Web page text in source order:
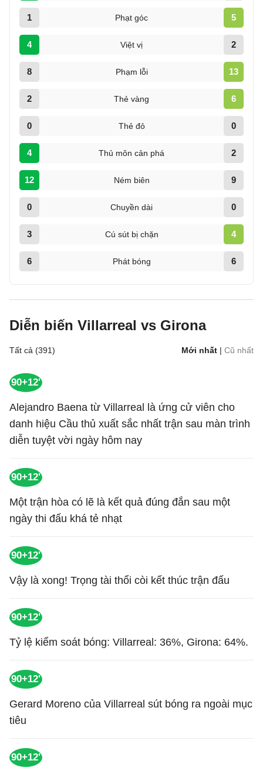
1 Phạt góc 5
4 Việt vị 2
8 Phạm lỗi 13
2 Thẻ vàng 6
0 Thẻ đỏ 0
4 Thủ môn cản phá 2
12 Ném biên 9
0 Chuyền dài 0
3 Cú sút bị chặn 4
6 Phát bóng 6
Diễn biến Villarreal vs Girona
Tất cả (391) Mới nhất | Cũ nhất
90+12'
Alejandro Baena từ Villarreal là ứng cử viên cho
danh hiệu Cầu thủ xuất sắc nhất trận sau màn trình
diễn tuyệt vời ngày hôm nay
90+12'
Một trận hòa có lẽ là kết quả đúng đắn sau một
ngày thi đấu khá tẻ nhạt
90+12'
Vậy là xong! Trọng tài thổi còi kết thúc trận đấu
90+12'
Tỷ lệ kiểm soát bóng: Villarreal: 36%, Girona: 64%.
90+12'
Gerard Moreno của Villarreal sút bóng ra ngoài mục
tiêu
90+12'